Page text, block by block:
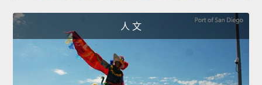
人 文